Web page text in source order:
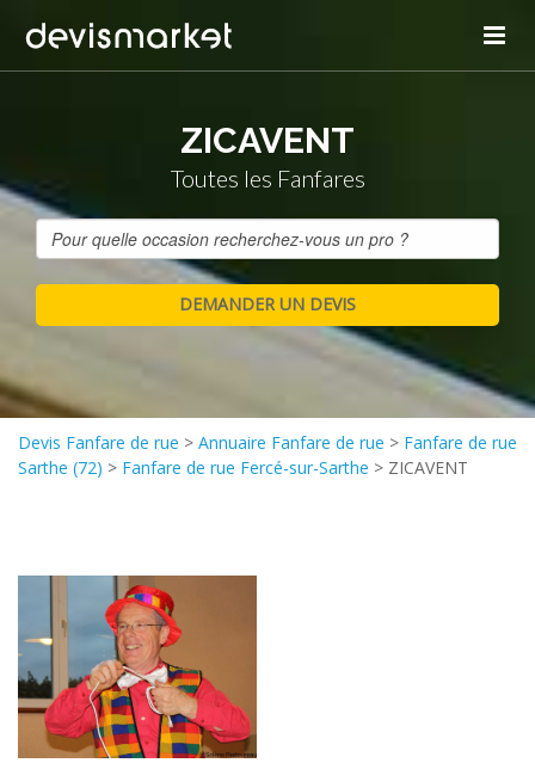
ZICAVENT
Toutes les Fanfares
Devis Fanfare de rue > Annuaire Fanfare de rue > Fanfare de rue
Sarthe (72) > Fanfare de rue Fercé-sur-Sarthe > ZICAVENT